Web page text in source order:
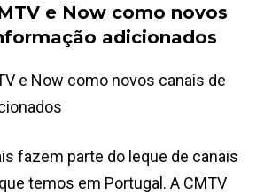
e Now como novos
adicionados
fazem parte do leque de canais
temos em Portugal. A CMTV